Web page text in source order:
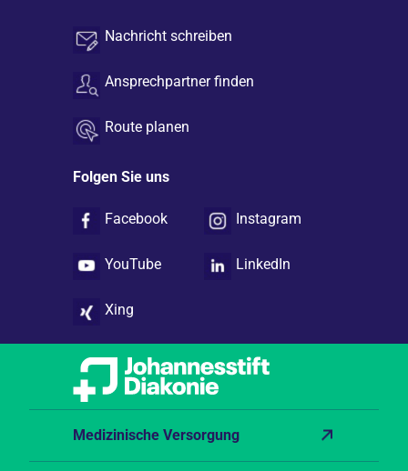
Nachricht schreiben
Ansprechpartner finden
Route planen
Folgen Sie uns
Facebook Instagram
YouTube LinkedIn
Xing
Medizinische Versorgung